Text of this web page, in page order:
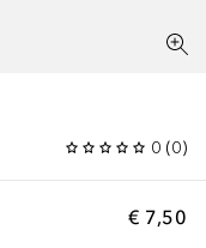
0 (0)
€ 7,50